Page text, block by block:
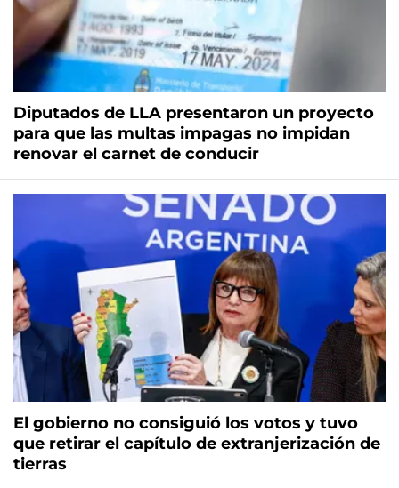
Diputados de LLA presentaron un proyecto
para que las multas impagas no impidan
renovar el carnet de conducir
El gobierno no consiguió los votos y tuvo
que retirar el capítulo de extranjerización de
tierras